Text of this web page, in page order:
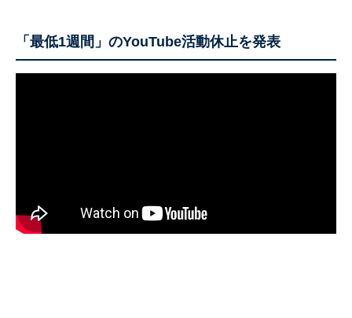
「最低1週間」のYouTube活動休止を発表